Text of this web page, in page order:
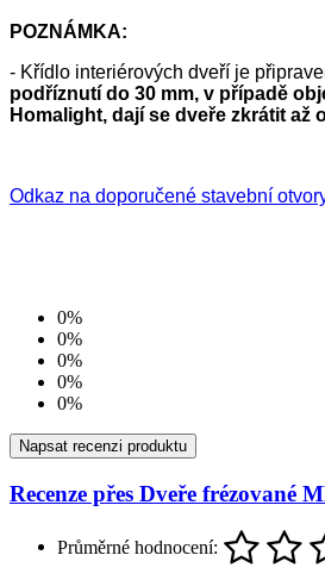
POZNÁMKA:
- Křídlo interiérových dveří je
podříznutí do 30 mm, v případě
Homalight, dají se dveře zkrátit až
Odkaz na doporučené stavební
0%
0%
0%
0%
0%
Napsat recenzi produktu
Recenze přes Dveře frézované
Průměrné hodnocení: